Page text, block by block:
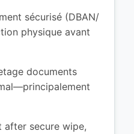
sécurisé (DBAN/
physique avant
documents
after secure wipe,